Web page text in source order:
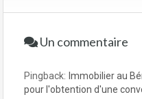
Un commentaire
Pingback: Immobilier au
pour l'obtention d'une